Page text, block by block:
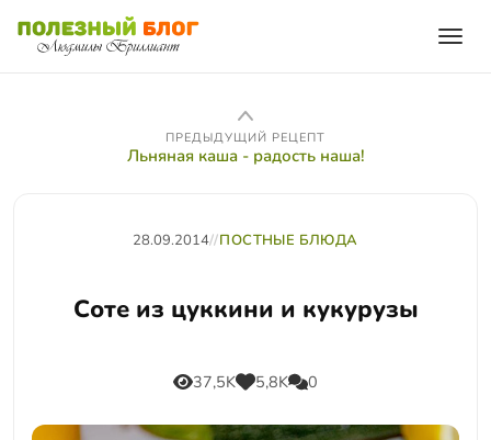
ПРЕДЫДУЩИЙ РЕЦЕПТ
Льняная каша - радость наша!
28.09.2014//ПОСТНЫЕ БЛЮДА
Соте из цуккини и кукурузы
37,5K 5,8K 0